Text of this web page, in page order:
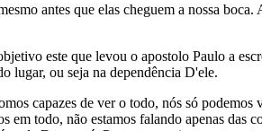
antes que elas cheguem a nossa
este que levou o apostolo Paulo a
lugar, ou seja na dependência D'ele.
capazes de ver o todo, nós só
em todo, não estamos falando apenas das